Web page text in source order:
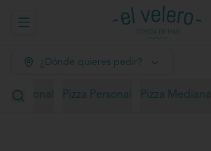
Abrir menu de navegación
¿Dónde quieres pedir?
personal Pizza Personal Pizza Mediana